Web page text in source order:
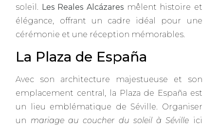
soleil. Les Reales Alcázares mêlent histoire et
élégance, offrant un cadre idéal pour une
cérémonie et une réception mémorables.
La Plaza de España
Avec son architecture majestueuse et son
emplacement central, la Plaza de España est
un lieu emblématique de Séville. Organiser
un mariage au coucher du soleil à Séville ici